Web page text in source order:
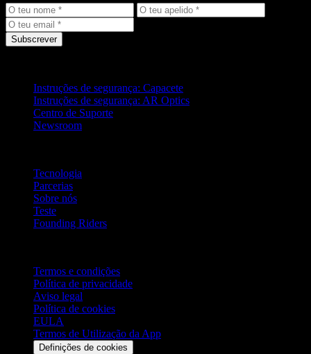
Subscrever
Instruções de segurança: Capacete
Instruções de segurança: AR Optics
Centro de Suporte
Newsroom
Tecnologia
Parcerias
Sobre nós
Teste
Founding Riders
Termos e condições
Política de privacidade
Aviso legal
Política de cookies
EULA
Termos de Utilização da App
Definições de cookies